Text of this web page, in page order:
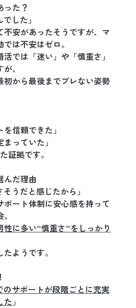
った？
した」
不安があったそうですが、マ
は不安はゼロ。
では「迷い」や「慎重さ」
、
初から最後までブレない姿勢
を信頼できた」
まっていた」
証拠です。
んだ理由
うだと感じたから」
ポート体制に安心感を持って
に多い“慎重さ”をしっかり
ようです。
のサポートが段階ごとに充実
た 」